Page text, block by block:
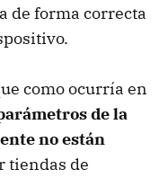
de forma correcta
como ocurría en
de la
no están
tiendas de